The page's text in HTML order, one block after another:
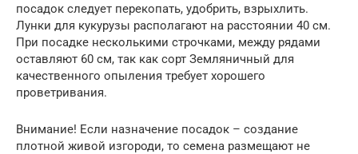
посадок следует перекопать, удобрить, взрыхлить.
Лунки для кукурузы располагают на расстоянии 40 см.
При посадке несколькими строчками, между рядами
оставляют 60 см, так как сорт Земляничный для
качественного опыления требует хорошего
проветривания.
Внимание! Если назначение посадок – создание
плотной живой изгороди, то семена размещают не